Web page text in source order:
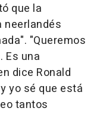
que la
neerlandés
"Queremos
Es una
dice Ronald
yo sé que está
tantos